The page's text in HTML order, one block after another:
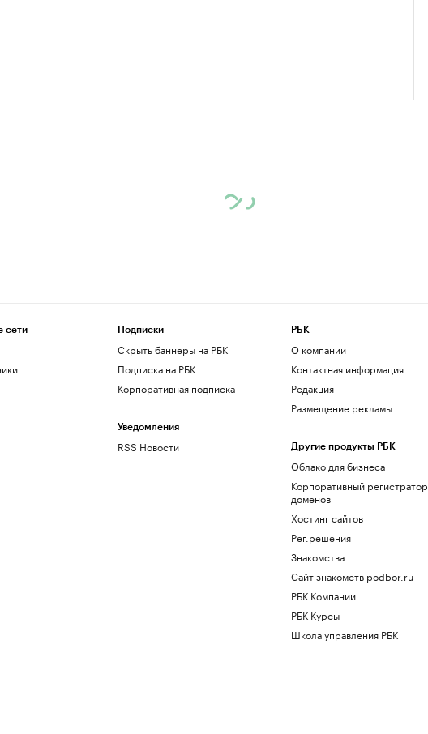
сети Подписки
Скрыть баннеры на РБК
Подписка на РБК
Корпоративная подписка
Уведомления
RSS Новости
РБК
О компании
Контактная информация
Редакция
Размещение рекламы
Другие продукты РБК
Облако для бизнеса
Корпоративный регистратор
доменов
Хостинг сайтов
Рег.решения
Знакомства
Сайт знакомств podbor.ru
РБК Компании
РБК Курсы
Школа управления РБК